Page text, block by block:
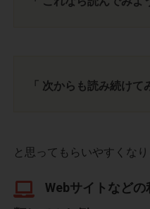
「 次からも読み続けて
と思ってもらいやすくなり
Webサイトなど